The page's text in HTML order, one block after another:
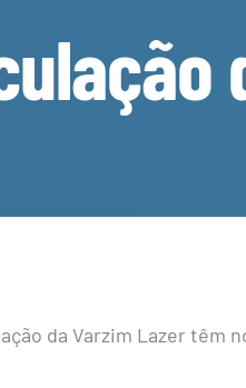
da Varzim Lazer têm